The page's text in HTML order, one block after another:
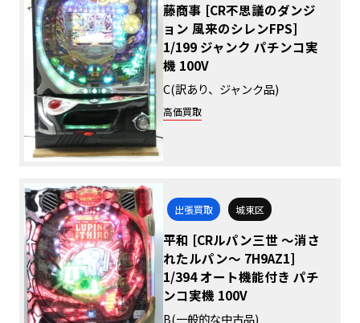
藤商事 [CR不思議のダンジ
ョン 風来のシレンFPS]
1/199 ジャンク パチンコ実
機 100V
C(訳あり、ジャンク品)
高価買取
出張買取 城東区
平和 [CRルパン三世 ～消さ
れたルパン～ 7H9AZ1]
1/394 オート機能付き パチ
ンコ実機 100V
B(一般的な中古品)